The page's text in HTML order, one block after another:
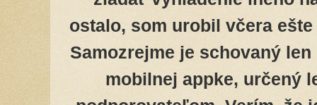
ostalo, som urobil včera
Samozrejme je schovaný
mobilnej appke, určený